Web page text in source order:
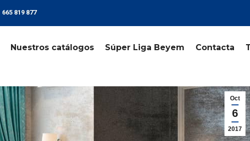
665 819 877
Nuestros catálogos Súper Liga Beyem Contacta
Oct
6
2017